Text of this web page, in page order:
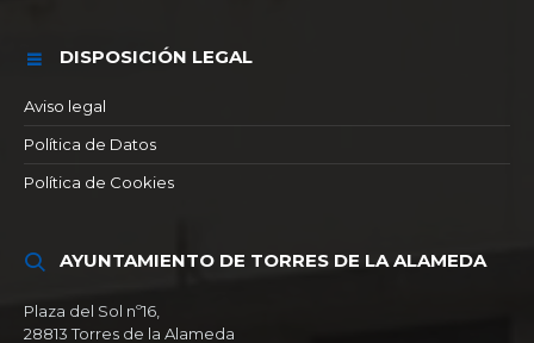
DISPOSICIÓN LEGAL
Aviso legal
Política de Datos
Política de Cookies
AYUNTAMIENTO DE TORRES DE LA ALAMEDA
Plaza del Sol nº16,
28813 Torres de la Alameda